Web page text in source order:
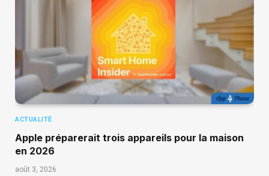
ACTUALITÉ
Apple préparerait trois appareils pour la maison
en 2026
août 3, 2026